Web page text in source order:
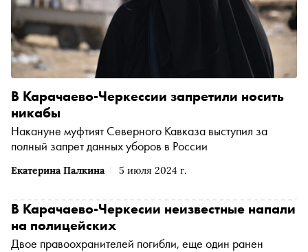
Екатерина Палкина 5 июля 2024 г.
В Карачаево-Черкессии запретили носить
никабы
Накануне муфтият Северного Кавказа выступил за
полный запрет данных уборов в России
В Карачаево-Черкесии неизвестные напали
на полицейских
Двое правоохранителей погибли, еще один ранен